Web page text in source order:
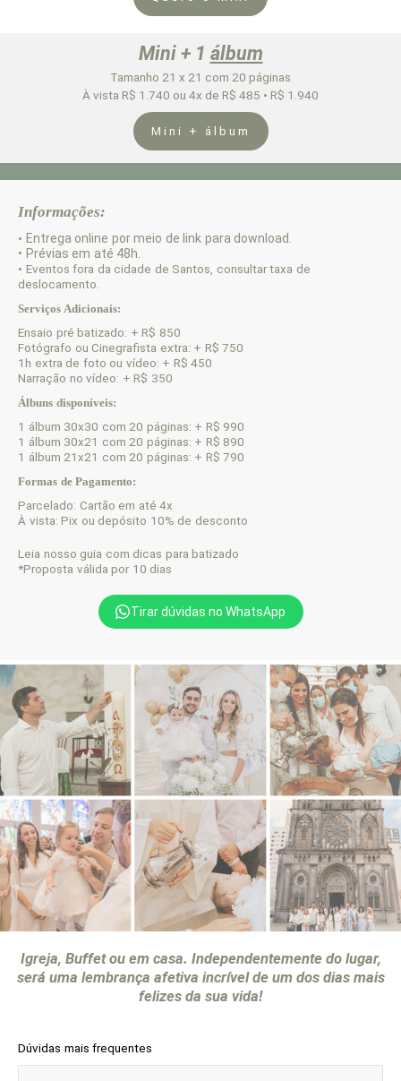
Mini + 1 álbum
Tamanho 21 x 21 com 20 páginas
À vista R$ 1.740 ou 4x de R$ 485 • R$ 1.940
Mini + álbum
Informações:
• Entrega online por meio de link para download.
• Prévias em até 48h.
• Eventos fora da cidade de Santos, consultar taxa de
deslocamento.
Serviços Adicionais:
Ensaio pré batizado: + R$ 850
Fotógrafo ou Cinegrafista extra: + R$ 750
1h extra de foto ou vídeo: + R$ 450
Narração no vídeo: + R$ 350
Álbuns disponíveis:
1 álbum 30x30 com 20 páginas: + R$ 990
1 álbum 30x21 com 20 páginas: + R$ 890
1 álbum 21x21 com 20 páginas: + R$ 790
Formas de Pagamento:
Parcelado: Cartão em até 4x
À vista: Pix ou depósito 10% de desconto
Leia nosso guia com dicas para batizado
*Proposta válida por 10 dias
Tirar dúvidas no WhatsApp
Igreja, Buffet ou em casa. Independentemente do lugar,
será uma lembrança afetiva incrível de um dos dias mais
felizes da sua vida!
Dúvidas mais frequentes